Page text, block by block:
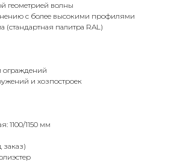
геометрией волны
с более высокими профилями
(стандартная палитра RAL)
ограждений
и хозпостроек
1100/1150 мм
заказ)